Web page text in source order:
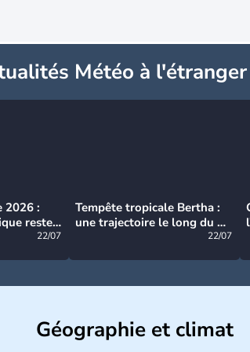
Météo à l'étranger
2026 :
reste
22/07
Tempête tropicale Bertha :
une trajectoire le long du du
22/07
Géographie et climat